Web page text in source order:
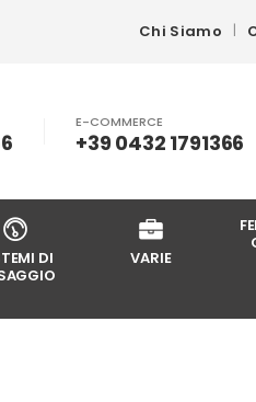
Chi Siamo
E-COMMERCE
+39 0432 1791366
DI
VARIE